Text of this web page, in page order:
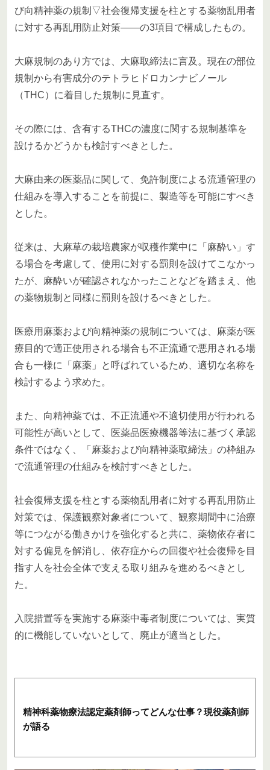
び向精神薬の規制▽社会復帰支援を柱とする薬物乱用者
に対する再乱用防止対策――の3項目で構成したもの。
大麻規制のあり方では、大麻取締法に言及。現在の部位
規制から有害成分のテトラヒドロカンナビノール
（THC）に着目した規制に見直す。
その際には、含有するTHCの濃度に関する規制基準を
設けるかどうかも検討すべきとした。
大麻由来の医薬品に関して、免許制度による流通管理の
仕組みを導入することを前提に、製造等を可能にすべき
とした。
従来は、大麻草の栽培農家が収穫作業中に「麻酔い」す
る場合を考慮して、使用に対する罰則を設けてこなかっ
たが、麻酔いが確認されなかったことなどを踏まえ、他
の薬物規制と同様に罰則を設けるべきとした。
医療用麻薬および向精神薬の規制については、麻薬が医
療目的で適正使用される場合も不正流通で悪用される場
合も一様に「麻薬」と呼ばれているため、適切な名称を
検討するよう求めた。
また、向精神薬では、不正流通や不適切使用が行われる
可能性が高いとして、医薬品医療機器等法に基づく承認
条件ではなく、「麻薬および向精神薬取締法」の枠組み
で流通管理の仕組みを検討すべきとした。
社会復帰支援を柱とする薬物乱用者に対する再乱用防止
対策では、保護観察対象者について、観察期間中に治療
等につながる働きかけを強化すると共に、薬物依存者に
対する偏見を解消し、依存症からの回復や社会復帰を目
指す人を社会全体で支える取り組みを進めるべきとし
た。
入院措置等を実施する麻薬中毒者制度については、実質
的に機能していないとして、廃止が適当とした。
精神科薬物療法認定薬剤師ってどんな仕事？現役薬剤師
が語る